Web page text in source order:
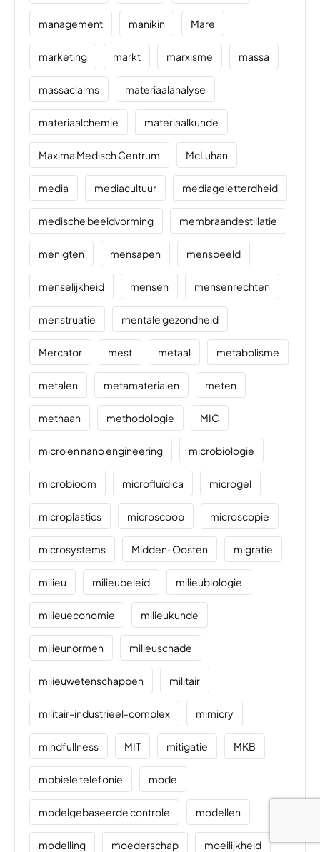
management manikin Mare
marketing markt marxisme massa
massaclaims materiaalanalyse
materiaalchemie materiaalkunde
Maxima Medisch Centrum McLuhan
media mediacultuur mediageletterdheid
medische beeldvorming membraandestillatie
menigten mensapen mensbeeld
menselijkheid mensen mensenrechten
menstruatie mentale gezondheid
Mercator mest metaal metabolisme
metalen metamaterialen meten
methaan methodologie MIC
micro en nano engineering microbiologie
microbioom microfluïdica microgel
microplastics microscoop microscopie
microsystems Midden-Oosten migratie
milieu milieubeleid milieubiologie
milieueconomie milieukunde
milieunormen milieuschade
milieuwetenschappen militair
militair-industrieel-complex mimicry
mindfullness MIT mitigatie MKB
mobiele telefonie mode
modelgebaseerde controle modellen
modelling moederschap moeilijkheid